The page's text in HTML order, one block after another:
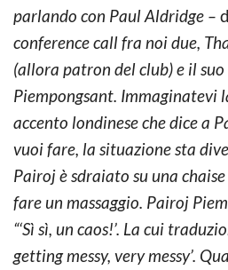
parlando con Paul Aldridge –
conference call fra noi due,
(allora patron del club) e il
Piempongsant. Immaginatevi
accento londinese che dice a
vuoi fare, la situazione sta
Pairoj è sdraiato su una
fare un massaggio. Pairoj
“‘Sì sì, un caos!’. La cui
getting messy, very messy’.